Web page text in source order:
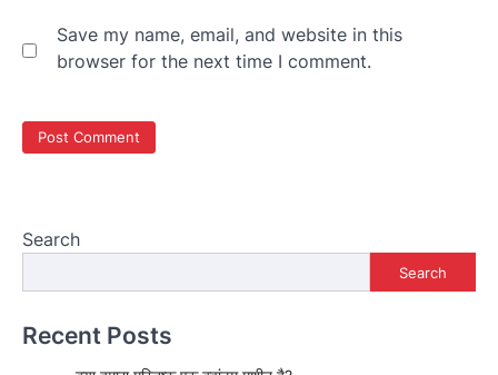
Save my name, email, and website in this
browser for the next time I comment.
Search
Search
Recent Posts